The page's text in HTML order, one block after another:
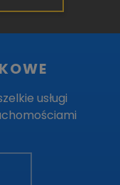
usługi